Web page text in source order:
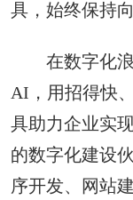
具，始终保持
在数字化浪
AI，用招得快
具助力企业实
的数字化建设
序开发、网站